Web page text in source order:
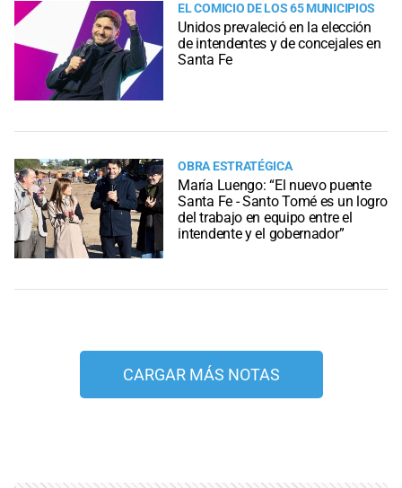
EL COMICIO DE LOS 65 MUNICIPIOS
Unidos prevaleció en la elección
de intendentes y de concejales en
Santa Fe
OBRA ESTRATÉGICA
María Luengo: “El nuevo puente
Santa Fe - Santo Tomé es un logro
del trabajo en equipo entre el
intendente y el gobernador”
CARGAR MÁS NOTAS